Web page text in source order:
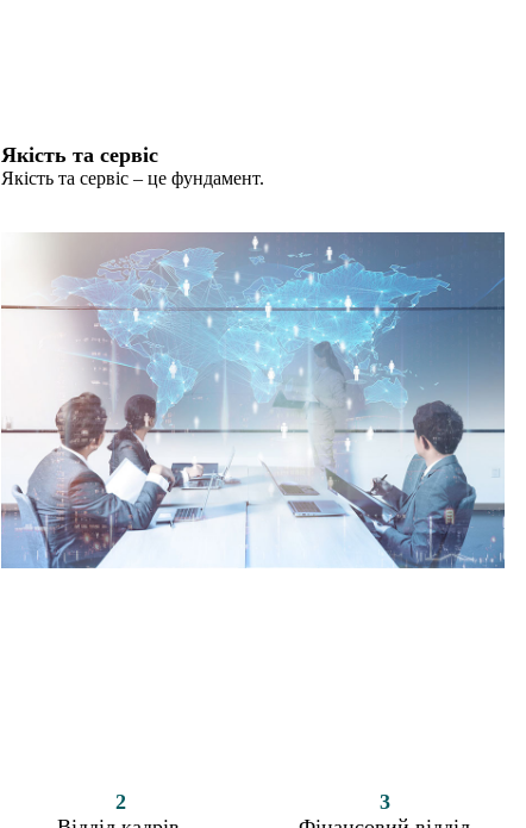
Якість та сервіс
Якість та сервіс – це фундамент.
2
3